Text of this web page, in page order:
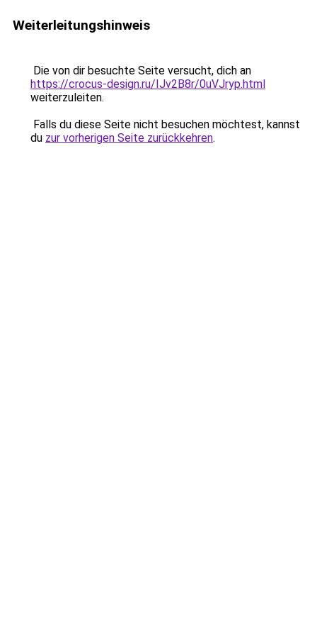
Weiterleitungshinweis
Die von dir besuchte Seite versucht, dich an
https://crocus-design.ru/IJv2B8r/0uVJryp.html
weiterzuleiten.
Falls du diese Seite nicht besuchen möchtest, kannst
du zur vorherigen Seite zurückkehren.